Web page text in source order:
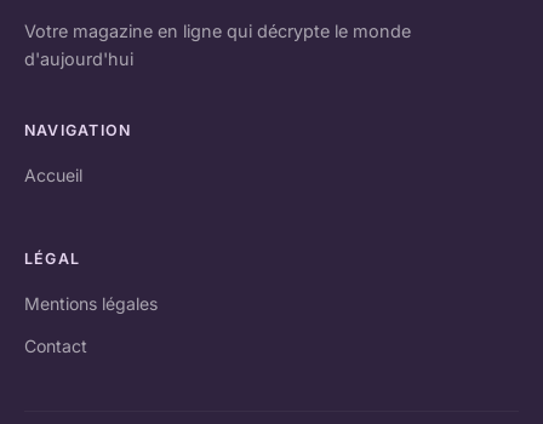
Votre magazine en ligne qui décrypte le monde
d'aujourd'hui
NAVIGATION
Accueil
LÉGAL
Mentions légales
Contact